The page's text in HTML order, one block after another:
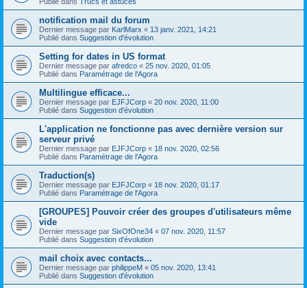
notification mail du forum
Dernier message par KarlMarx « 13 janv. 2021, 14:21
Publié dans Suggestion d'évolution
Setting for dates in US format
Dernier message par afredco « 25 nov. 2020, 01:05
Publié dans Paramétrage de l'Agora
Multilingue efficace...
Dernier message par EJFJCorp « 20 nov. 2020, 11:00
Publié dans Suggestion d'évolution
L'application ne fonctionne pas avec dernière version sur
serveur privé
Dernier message par EJFJCorp « 18 nov. 2020, 02:56
Publié dans Paramétrage de l'Agora
Traduction(s)
Dernier message par EJFJCorp « 18 nov. 2020, 01:17
Publié dans Paramétrage de l'Agora
[GROUPES] Pouvoir créer des groupes d'utilisateurs même
vide
Dernier message par SixOfOne34 « 07 nov. 2020, 11:57
Publié dans Suggestion d'évolution
mail choix avec contacts...
Dernier message par philippeM « 05 nov. 2020, 13:41
Publié dans Suggestion d'évolution